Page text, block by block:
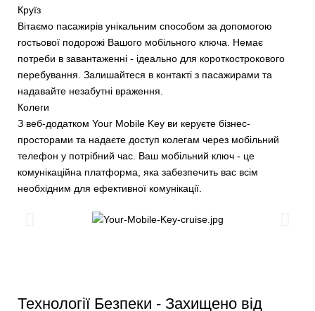
Круїз
Вітаємо пасажирів унікальним способом за допомогою
гостьової подорожі Вашого мобільного ключа. Немає
потреби в завантаженні - ідеально для короткострокового
перебування. Залишайтеся в контакті з пасажирами та
надавайте незабутні враження.
Колеги
З веб-додатком Your Mobile Key ви керуєте бізнес-
просторами та надаєте доступ колегам через мобільний
телефон у потрібний час. Ваш мобільний ключ - це
комунікаційна платформа, яка забезпечить вас всім
необхідним для ефективної комунікації.
Технології Безпеки - Захищено від